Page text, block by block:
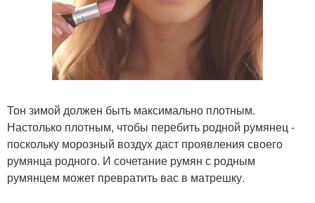
Тон зимой должен быть максимально плотным.
Настолько плотным, чтобы перебить родной румянец -
поскольку морозный воздух даст проявления своего
румянца родного. И сочетание румян с родным
румянцем может превратить вас в матрешку.